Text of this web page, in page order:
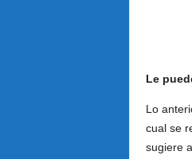
Le
Lo
cual se
sugiere